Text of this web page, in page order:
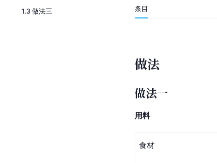
1.3 做法三 条目
做法
做法一
用料
食材